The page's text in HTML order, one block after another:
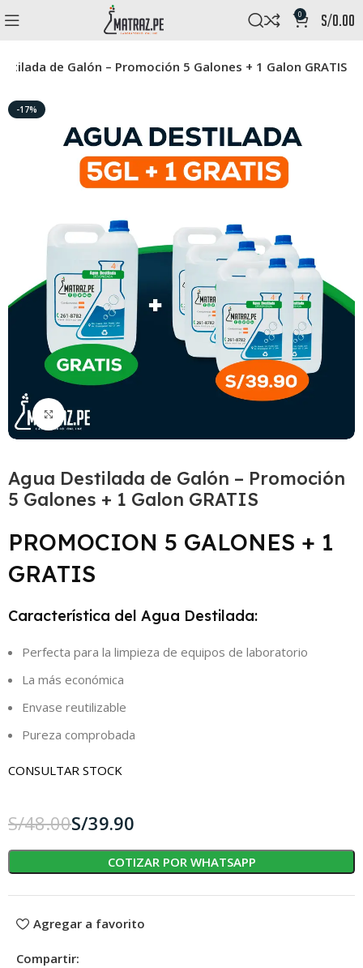
0 s/0.00
de Galón – Promoción 5 Galones + 1 Galon GRATIS
-17%
Click to enlarge
Agua Destilada de Galón – Promoción
5 Galones + 1 Galon GRATIS
PROMOCION 5 GALONES + 1
GRATIS
Característica del Agua Destilada:
Perfecta para la limpieza de equipos de laboratorio
La más económica
Envase reutilizable
Pureza comprobada
CONSULTAR STOCK
S/48.00S/39.90
COTIZAR POR WHATSAPP
Agregar a favorito
Compartir: